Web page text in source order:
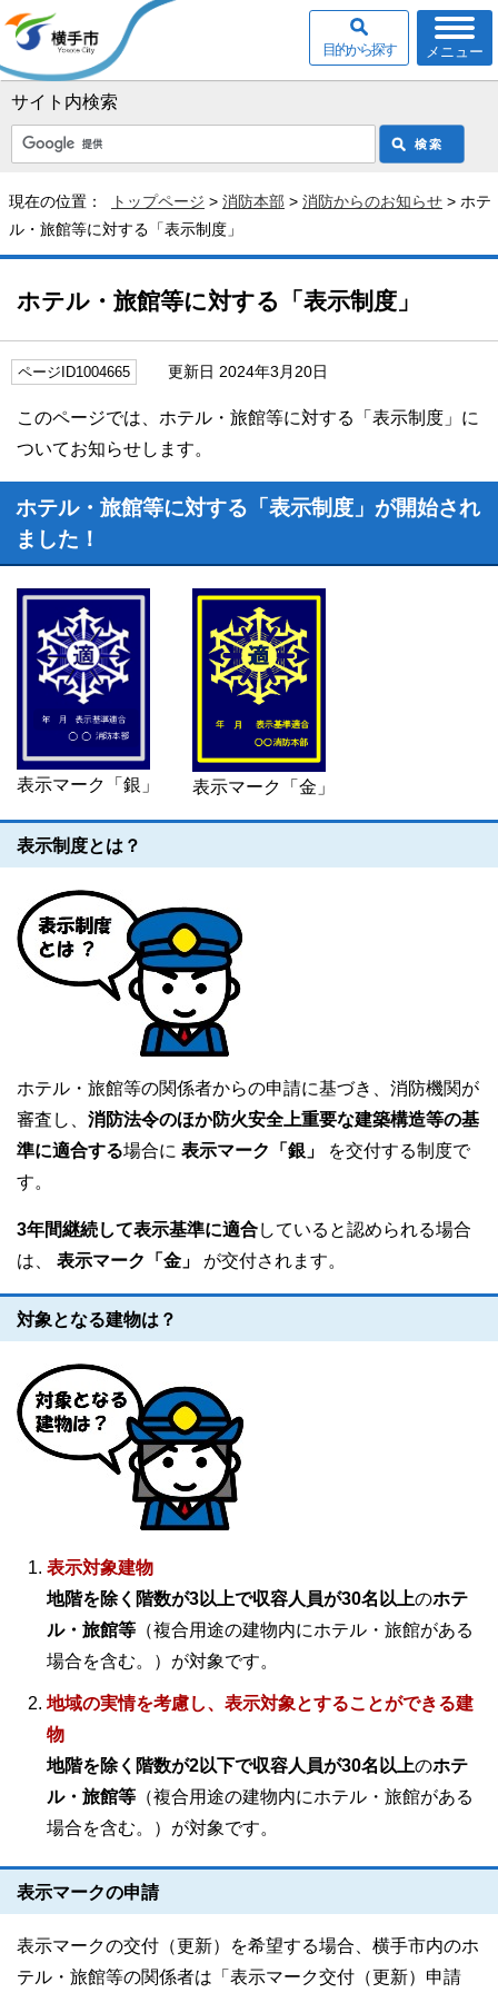
サイト内検索
メニュー
目的から探す
現在の位置： トップページ > 消防本部 > 消防からのお知らせ > ホテ
ル・旅館等に対する「表示制度」
ホテル・旅館等に対する「表示制度」
ページID1004665 更新日 2024年3月20日
このページでは、ホテル・旅館等に対する「表示制度」に
ついてお知らせします。
ホテル・旅館等に対する「表示制度」が開始され
ました！
表示マーク「銀」 表示マーク「金」
表示制度とは？
ホテル・旅館等の関係者からの申請に基づき、消防機関が
審査し、 消防法令のほか防火安全上重要な建築構造等の基
準に適合する場合に 表示マーク「銀」
を交付する制度で
す。
3年間継続して表示基準に適合していると認められる場合
は、 表示マーク「金」 が交付されます。
対象となる建物は？
表示対象建物
地階を除く階数が3以上で収容人員が30名以上のホテ
ル・旅館等 （複合用途の建物内にホテル・旅館がある
場合を含む。）が対象です。
地域の実情を考慮し、表示対象とすることができる建
物
地階を除く階数が2以下で収容人員が30名以上のホテ
ル・旅館等 （複合用途の建物内にホテル・旅館がある
場合を含む。）が対象です。
表示マークの申請
表示マークの交付（更新）を希望する場合、横手市内のホ
テル・旅館等の関係者は「表示マーク交付（更新）申請